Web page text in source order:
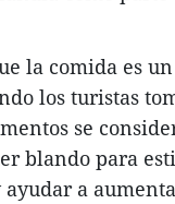
la comida es
los turistas
se
blando para
a